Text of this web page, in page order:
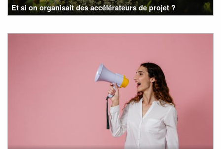
Et si on organisait des accélérateurs de projet ?